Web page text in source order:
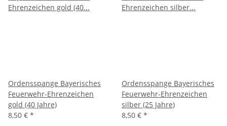
Ordensspange Bayerisches
Feuerwehr-Ehrenzeichen
gold (40 Jahre)
8,50 € *
Ordensspange Bayerisches
Feuerwehr-Ehrenzeichen
silber (25 Jahre)
8,50 € *